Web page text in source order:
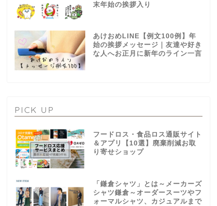
末年始の挨拶入り
あけおめLINE【例文100例】年
始の挨拶メッセージ｜友達や好き
な人へお正月に新年のライン一言
PICK UP
フードロス・食品ロス通販サイト
＆アプリ【10選】廃棄削減お取
り寄せショップ
「鎌倉シャツ」とは～メーカーズ
シャツ鎌倉～オーダースーツやフ
ォーマルシャツ、カジュアルまで